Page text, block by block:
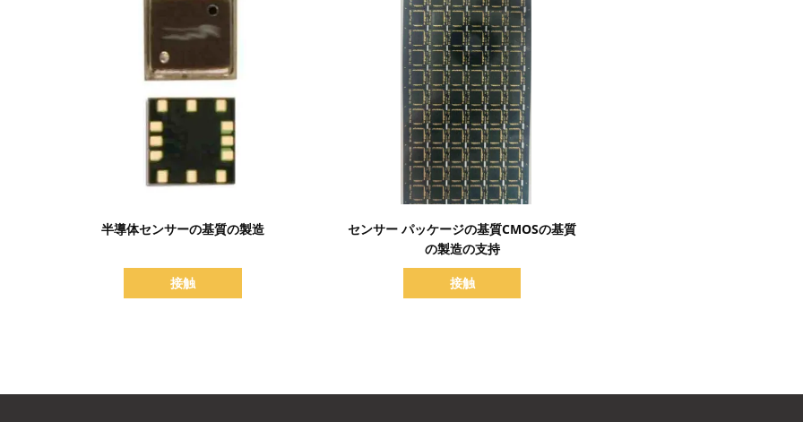
詳細を表示
半導体センサーの基質の製造
接触
詳細を表示
センサー パッケージの基質CMOSの基質
の製造の支持
接触